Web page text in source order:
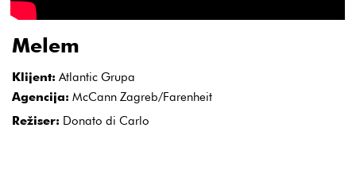
Melem
Klijent: Atlantic Grupa
Agencija: McCann Zagreb/Farenheit
Režiser: Donato di Carlo